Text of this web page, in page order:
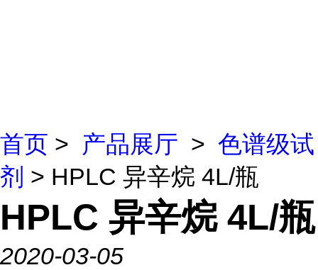
首页 > 产品展厅 > 色谱级试
剂 > HPLC 异辛烷 4L/瓶
HPLC 异辛烷 4L/瓶
2020-03-05